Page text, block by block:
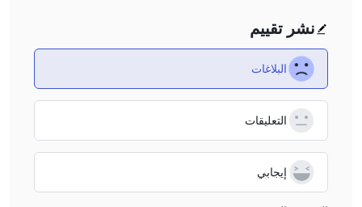
نشر تقييم
البلاغات
التعليقات
إيجابي